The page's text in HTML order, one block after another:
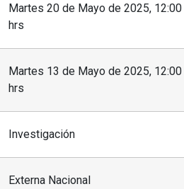
Martes 20 de Mayo de 2025, 12:00
hrs
Martes 13 de Mayo de 2025, 12:00
hrs
Investigación
Externa Nacional